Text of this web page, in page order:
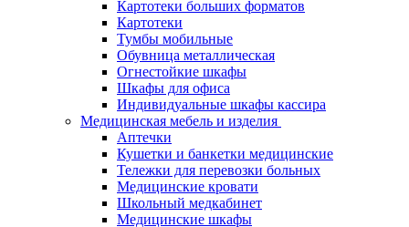
Картотеки больших форматов
Картотеки
Тумбы мобильные
Обувница металлическая
Огнестойкие шкафы
Шкафы для офиса
Индивидуальные шкафы кассира
Медицинская мебель и изделия
Аптечки
Кушетки и банкетки медицинские
Тележки для перевозки больных
Медицинские кровати
Школьный медкабинет
Медицинские шкафы